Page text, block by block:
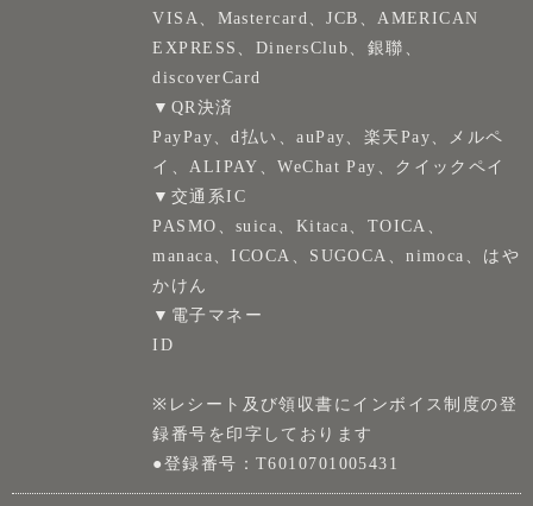
VISA、Mastercard、JCB、AMERICAN
EXPRESS、DinersClub、銀聯、
discoverCard
▼QR決済
PayPay、d払い、auPay、楽天Pay、メルペ
イ、ALIPAY、WeChat Pay、クイックペイ
▼交通系IC
PASMO、suica、Kitaca、TOICA、
manaca、ICOCA、SUGOCA、nimoca、はや
かけん
▼電子マネー
ID
※レシート及び領収書にインボイス制度の登
録番号を印字しております
●登録番号：T6010701005431